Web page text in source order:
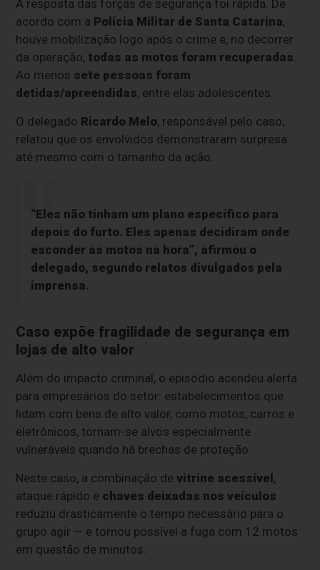
A resposta das forças de segurança foi rápida. De
acordo com a Polícia Militar de Santa Catarina,
houve mobilização logo após o crime e, no decorrer
da operação, todas as motos foram recuperadas.
Ao menos sete pessoas foram
detidas/apreendidas, entre elas adolescentes.
O delegado Ricardo Melo, responsável pelo caso,
relatou que os envolvidos demonstraram surpresa
até mesmo com o tamanho da ação.
“Eles não tinham um plano específico para
depois do furto. Eles apenas decidiram onde
esconder as motos na hora”, afirmou o
delegado, segundo relatos divulgados pela
imprensa.
Caso expõe fragilidade de segurança em
lojas de alto valor
Além do impacto criminal, o episódio acendeu alerta
para empresários do setor: estabelecimentos que
lidam com bens de alto valor, como motos, carros e
eletrônicos, tornam-se alvos especialmente
vulneráveis quando há brechas de proteção.
Neste caso, a combinação devitrine acessível ,
ataque rápido e chaves deixadas nos veículos
reduziu drasticamente o tempo necessário para o
grupo agir — e tornou possível a fuga com 12 motos
em questão de minutos.